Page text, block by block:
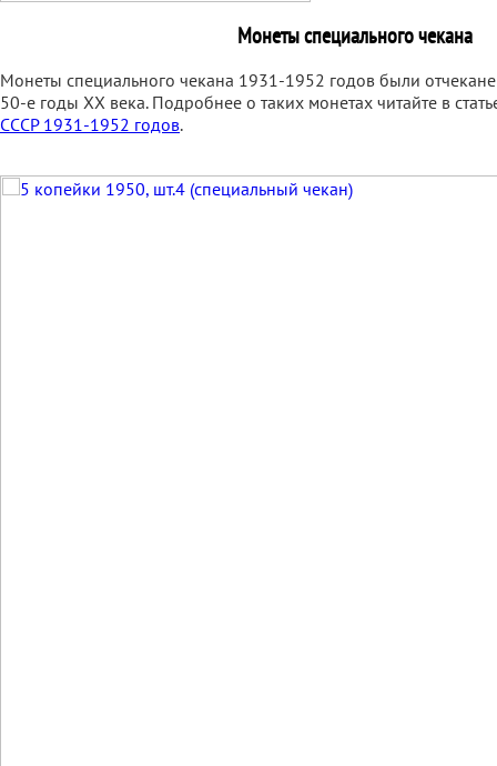
Монеты специального чекана
Монеты специального чекана 1931-1952 годов были
50-е годы XX века. Подробнее о таких монетах читайте в
СССР 1931-1952 годов.